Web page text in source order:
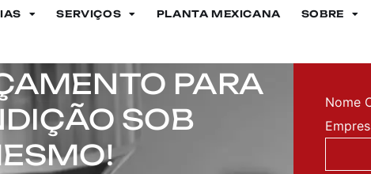
SERVIÇOS PLANTA MEXICANA SOBRE
PARA
SOB
Nome